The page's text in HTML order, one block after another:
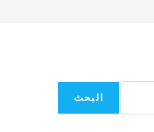
البحث